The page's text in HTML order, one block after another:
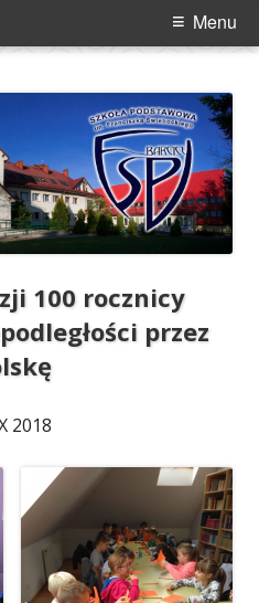
w Barcicach
Menu
100 rocznicy
przez
2018